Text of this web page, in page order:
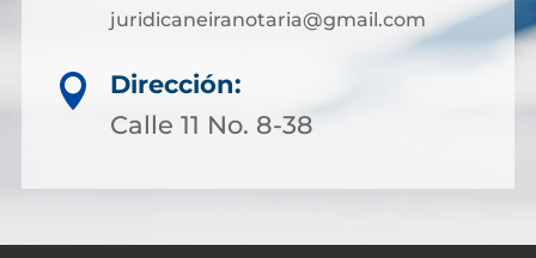
juridicaneiranotaria@gmail.com

Dirección:
Calle 11 No. 8-38